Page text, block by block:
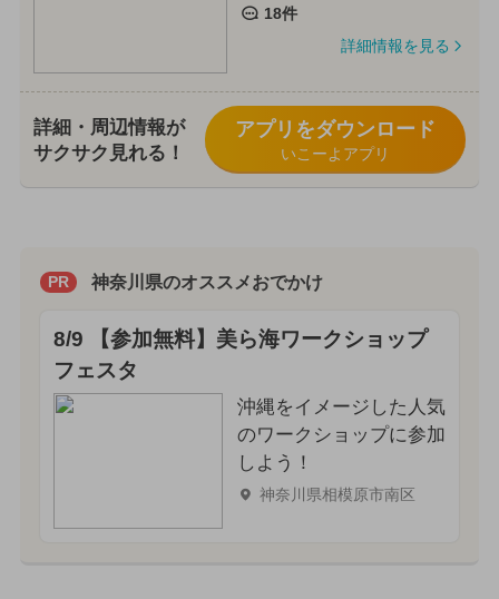
18件
詳細情報を見る
詳細・周辺情報が
サクサク見れる！
アプリをダウンロード
いこーよアプリ
PR 神奈川県のオススメおでかけ
8/9 【参加無料】美ら海ワークショップ
フェスタ
沖縄をイメージした人気
のワークショップに参加
しよう！
神奈川県相模原市南区